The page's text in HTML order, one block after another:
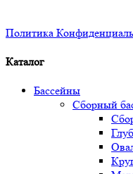
Политика
Каталог
Бассейны
Сборный